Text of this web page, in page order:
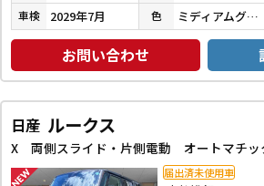
車検 2029年7月 色 ミディアムグレー
お問い合わせ
日産 ルークス
届出済未使用車